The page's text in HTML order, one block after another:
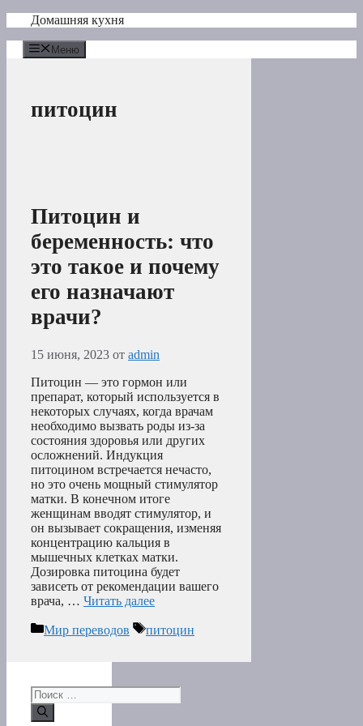
Перейти
содержимому
Домашняя кухня
Меню
питоцин
Питоцин и
беременность: что
это такое и почему
его назначают
врачи?
15 июня, 2023 от admin
Питоцин — это гормон или
препарат, который используется в
некоторых случаях, когда врачам
необходимо вызвать роды из-за
состояния здоровья или других
осложнений. Индукция
питоцином встречается нечасто,
но это очень мощный стимулятор
матки. В конечном итоге
женщинам вводят стимулятор, и
он вызывает сокращения, изменяя
концентрацию кальция в
мышечных клетках матки.
Дозировка питоцина будет
зависеть от рекомендации вашего
врача, … Читать далее
Рубрики
Мир переводов Метки
питоцин
Поиск: